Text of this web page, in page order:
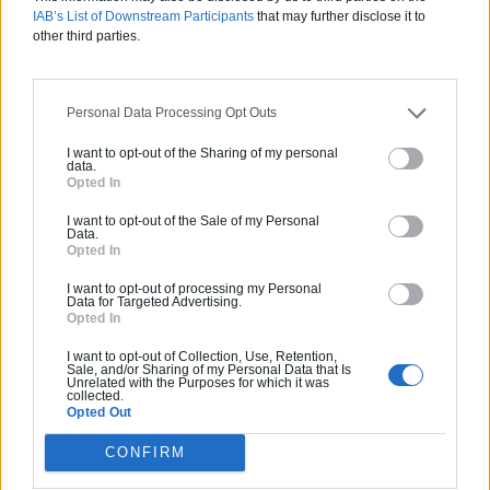
IAB’s List of Downstream Participants that may further disclose it to
other third parties.
Personal Data Processing Opt Outs
I want to opt-out of the Sharing of my personal
data.
Opted In
I want to opt-out of the Sale of my Personal
Data.
Opted In
I want to opt-out of processing my Personal
Data for Targeted Advertising.
Opted In
I want to opt-out of Collection, Use, Retention,
Sale, and/or Sharing of my Personal Data that Is
Unrelated with the Purposes for which it was
collected.
Opted Out
CONFIRM
votre projet
Articles récents